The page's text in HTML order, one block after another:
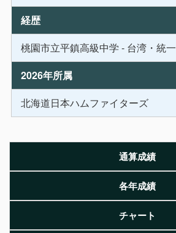
経歴
桃園市立平鎮高級中学 - 台湾・統一
2026年所属
北海道日本ハムファイターズ
通算成績
各年成績
チャート